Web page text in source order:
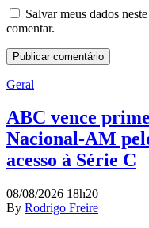
Salvar meus dados
comentar.
Geral
ABC vence
Nacional-AM
acesso à Série C
08/08/2026 18h20
By Rodrigo Freire